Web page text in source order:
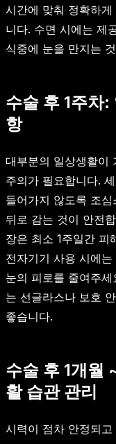
시간에 맞춰 정확하
니다. 수면 시에는 제
식중에 눈을 만지는
수술 후 1주차
항
대부분의 일상생활이
주의가 필요합니다.
들어가지 않도록 조
뒤로 감는 것이 안전
장은 최소 1주일간 피
전자기기 사용 시에
눈의 피로를 줄여주
는 선글라스나 보호
좋습니다.
수술 후 1개월
활 습관 관리
시력이 점차 안정되